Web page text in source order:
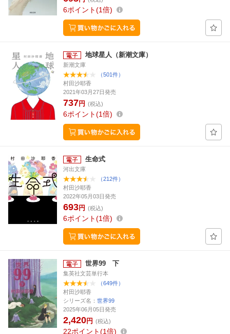
6ポイント 1倍
地球星人（新潮文庫）
新潮文庫
（501件）
村田沙耶香
2021年03月27日発売
737円 (税込)
6ポイント 1倍
生命式
河出文庫
（212件）
村田沙耶香
2022年05月03日発売
693円 (税込)
6ポイント 1倍
世界99 下
集英社文芸単行本
（649件）
村田沙耶香
シリーズ名： 世界99
2025年06月05日発売
2,420円 (税込)
22ポイント 1倍